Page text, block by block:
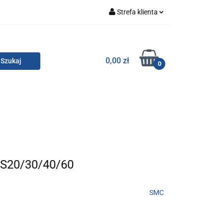
Strefa klienta
Zarejestruj się
Dodaj zgłoszenie
0,00 zł 0
SMC
30/40/60
SMC